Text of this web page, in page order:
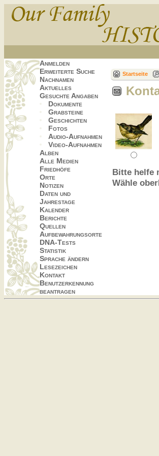
Anmelden
Erweiterte Suche
Nachnamen
Aktuelles
Gesuchte Angaben
Dokumente
Grabsteine
Geschichten
Fotos
Audio-Aufnahmen
Video-Aufnahmen
Alben
Alle Medien
Friedhöfe
Orte
Notizen
Daten und
Jahrestage
Kalender
Berichte
Quellen
Aufbewahrungsorte
DNA-Tests
Statistik
Sprache ändern
Lesezeichen
Kontakt
Benutzerkennung
beantragen
Startseite
Bitte helfe
Wähle